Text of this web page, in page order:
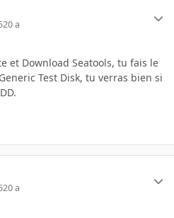
20 a
et Download Seatools, tu fais le
Test Disk, tu verras bien si
20 a